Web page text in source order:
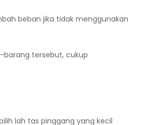
beban jika tidak menggunakan
barang tersebut, cukup
lah tas pinggang yang kecil